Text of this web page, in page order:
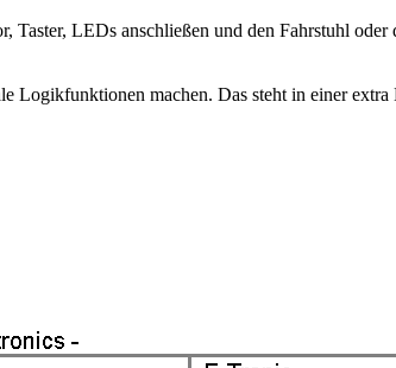
LEDs anschließen und den Fahrstuhl
Logikfunktionen machen. Das steht in einer extra